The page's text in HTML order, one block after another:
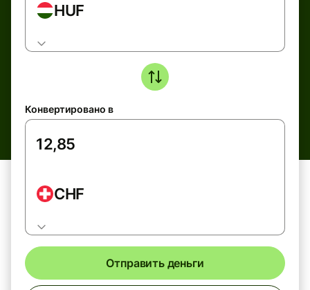
HUF
Конвертировано в
CHF
Отправить деньги